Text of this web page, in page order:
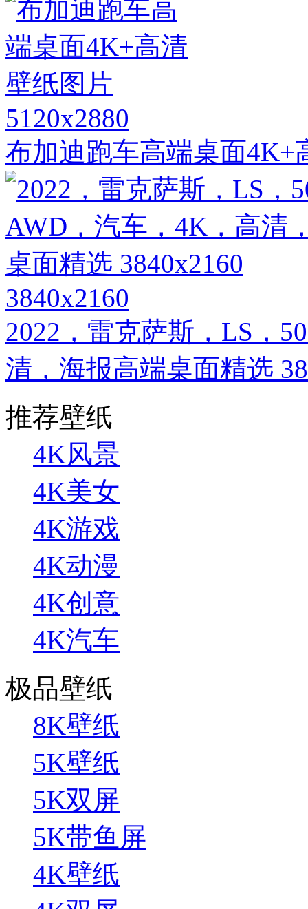
5120x2880
布加迪跑车高端桌面4K+
3840x2160
2022，雷克萨斯，LS，
清，海报高端桌面精选
推荐壁纸
4K风景
4K美女
4K游戏
4K动漫
4K创意
4K汽车
极品壁纸
8K壁纸
5K壁纸
5K双屏
5K带鱼屏
4K壁纸